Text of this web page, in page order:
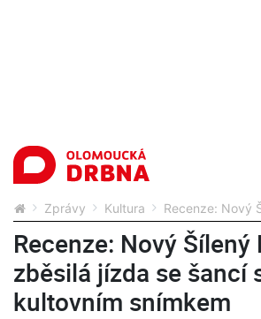
Zprávy Kultura Recenze: Nový
Recenze: Nový Šílený
zběsilá jízda se šancí
kultovním snímkem